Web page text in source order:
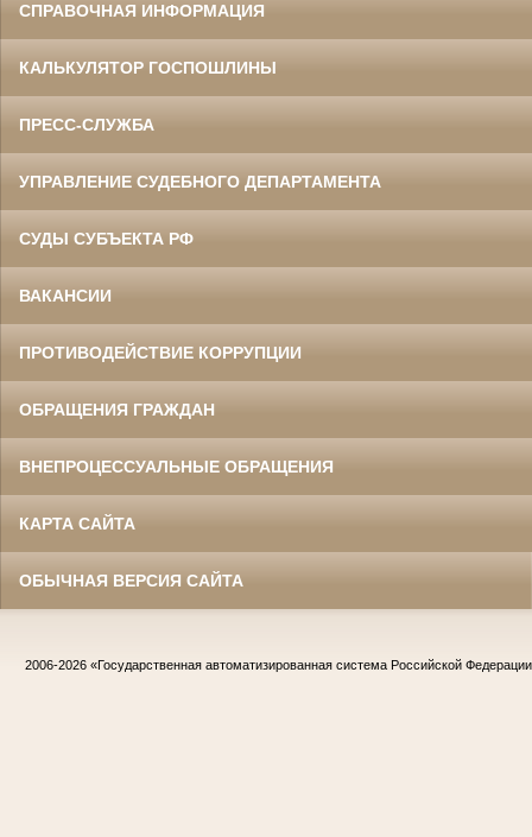
СПРАВОЧНАЯ ИНФОРМАЦИЯ
КАЛЬКУЛЯТОР ГОСПОШЛИНЫ
ПРЕСС-СЛУЖБА
УПРАВЛЕНИЕ СУДЕБНОГО ДЕПАРТАМЕНТА
СУДЫ СУБЪЕКТА РФ
ВАКАНСИИ
ПРОТИВОДЕЙСТВИЕ КОРРУПЦИИ
ОБРАЩЕНИЯ ГРАЖДАН
ВНЕПРОЦЕССУАЛЬНЫЕ ОБРАЩЕНИЯ
КАРТА САЙТА
ОБЫЧНАЯ ВЕРСИЯ САЙТА
2006-2026 «Государственная автоматизированная система Российской